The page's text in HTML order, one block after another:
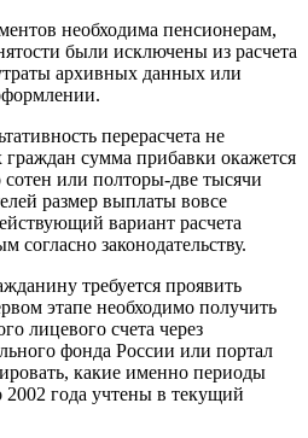
необходима пенсионерам,
были исключены из расчета
архивных данных или
перерасчета не
граждан сумма прибавки окажется
сотен или полторы-две тысячи
размер выплаты вовсе
вариант расчета
согласно законодательству.
требуется проявить
этапе необходимо получить
лицевого счета через
фонда России или портал
какие именно периоды
2002 года учтены в текущий